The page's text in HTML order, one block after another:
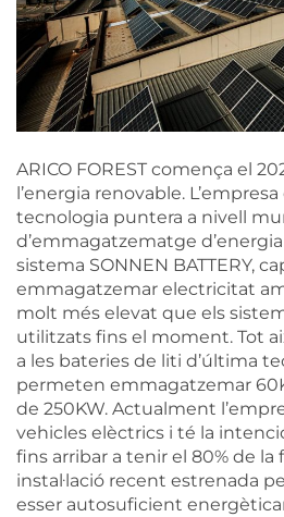
ARICO FOREST comença el
l’energia renovable.
tecnologia puntera a nivell
d’emmagatzematge
sistema SONNEN BATTERY,
emmagatzemar electricitat
molt més elevat que els
utilitzats fins el moment. Tot
a les bateries de liti d’última
permeten emmagatzemar
de 250KW. Actualment
vehicles elèctrics i té la
fins arribar a tenir el 80% de la
instal·lació recent estrenada
esser autosuficient